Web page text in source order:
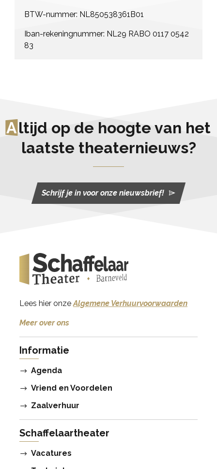
BTW-nummer: NL850538361B01
Iban-rekeningnummer: NL29 RABO 0117 0542
83
Altijd op de hoogte van het
laatste theaternieuws?
Schrijf je in voor onze nieuwsbrief!
Lees hier onze Algemene Verhuurvoorwaarden
Meer over ons
Informatie
Agenda
Vriend en Voordelen
Zaalverhuur
Schaffelaartheater
Vacatures